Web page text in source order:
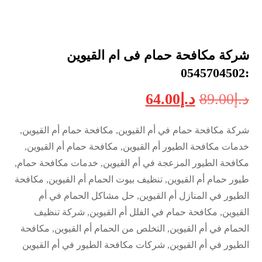
شركة مكافحة حمام فى ام القيوين
:0545704502
د.إ89.00 د.إ 64.00
شركة مكافحة حمام في أم القيوين, مكافحة حمام أم القيوين,
خدمات مكافحة الطيور أم القيوين, مكافحة حمام أم القيوين,
مكافحة الطيور المزعجة في أم القيوين, خدمات مكافحة حمام,
طيور حمام أم القيوين, تنظيف بيوت الحمام أم القيوين, مكافحة
الطيور في المنازل أم القيوين, حل مشاكل الحمام في أم
القيوين, مكافحة حمام في الفلل أم القيوين, شركة تنظيف
الحمام في أم القيوين, التخلص من الحمام أم القيوين, مكافحة
الطيور في أم القيوين, شركات مكافحة الطيور في أم القيوين